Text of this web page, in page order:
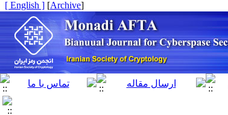
[
Archive
]
[ English ]